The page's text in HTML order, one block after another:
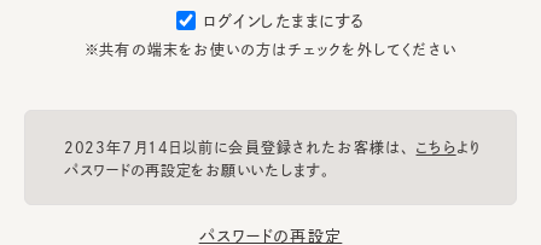
ログインしたままにする
※共有の端末をお使いの方はチェックを外してください
2023年7月14日以前に会員登録されたお客様は、 こちらより
パスワードの再設定をお願いいたします。
パスワードの再設定